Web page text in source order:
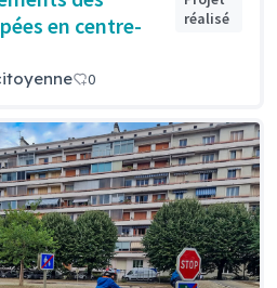
en centre-
réalisé
0